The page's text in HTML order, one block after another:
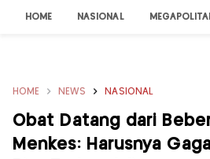
HOME NASIONAL
HOME NEWS NASIONAL
Obat Datang dari
Menkes: Harusnya